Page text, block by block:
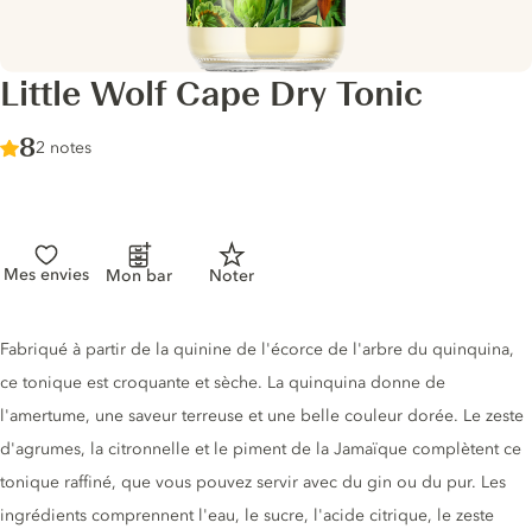
Little Wolf Cape Dry Tonic
Score :
8/ 10
2 notes
Mes envies Mon bar Noter
Description du tonic
Fabriqué à partir de la quinine de l'écorce de l'arbre du quinquina,
ce tonique est croquante et sèche. La quinquina donne de
l'amertume, une saveur terreuse et une belle couleur dorée. Le zeste
d'agrumes, la citronnelle et le piment de la Jamaïque complètent ce
tonique raffiné, que vous pouvez servir avec du gin ou du pur. Les
ingrédients comprennent l'eau, le sucre, l'acide citrique, le zeste